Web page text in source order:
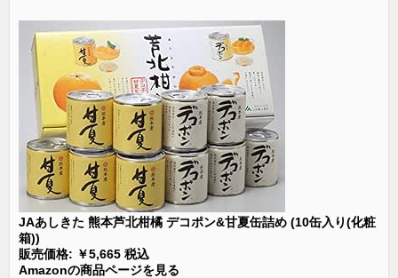
JAあしきた 熊本芦北柑橘 デコポン&甘夏缶詰め (10缶入り(化粧
箱))
販売価格: ￥5,665 税込
Amazonの商品ページを見る